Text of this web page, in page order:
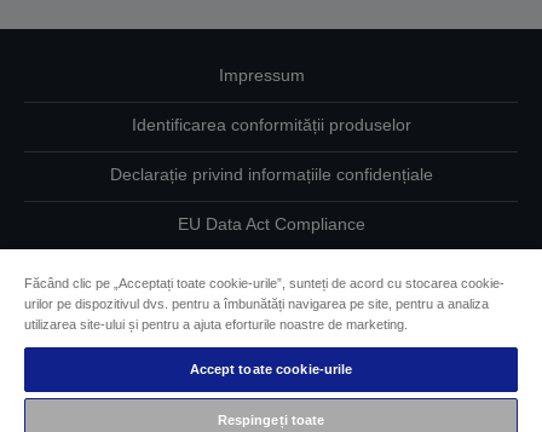
Impressum
Identificarea conformității produselor
Declarație privind informațiile confidențiale
EU Data Act Compliance
Informaţii despre modulele cookie
Angajamentul Epson pe linie de accesibilitate
Făcând clic pe „Acceptați toate cookie-urile”, sunteți de acord cu stocarea cookie-
urilor pe dispozitivul dvs. pentru a îmbunătăți navigarea pe site, pentru a analiza
utilizarea site-ului și pentru a ajuta eforturile noastre de marketing.
Accept toate cookie-urile
Respingeți toate